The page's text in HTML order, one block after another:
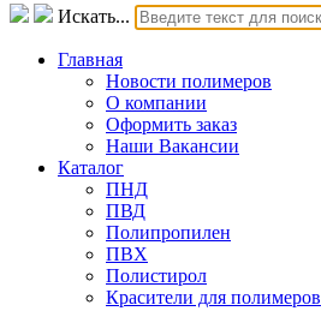
Искать...
Главная
Новости полимеров
О компании
Оформить заказ
Наши Вакансии
Каталог
ПНД
ПВД
Полипропилен
ПВХ
Полистирол
Красители для полимеров